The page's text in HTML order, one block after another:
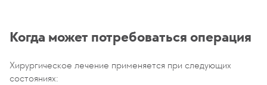
Когда может потребоваться операция
Хирургическое лечение применяется при следующих
состояниях: